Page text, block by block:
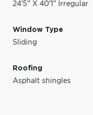
24'5" X 40'1" Irregular
Window Type
Sliding
Roofing
Asphalt shingles